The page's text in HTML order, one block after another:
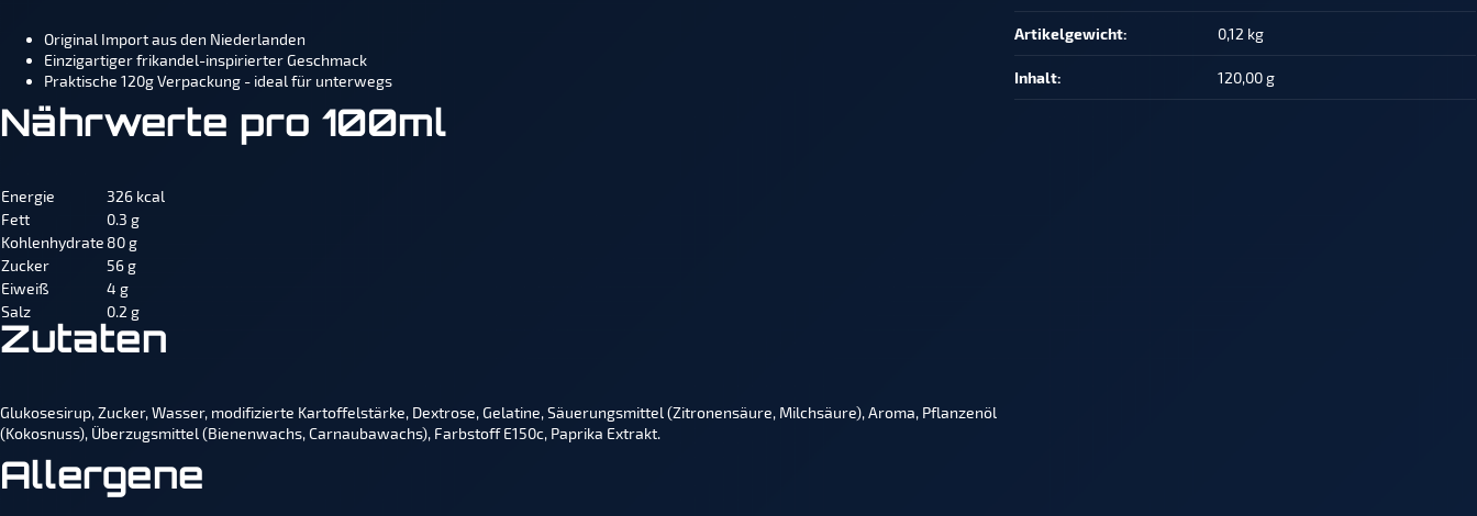
Original Import aus den Niederlanden
Einzigartiger frikandel-inspirierter Geschmack
Praktische 120g Verpackung - ideal für unterwegs
Nährwerte pro 100ml
Energie
326 kcal
Fett
0.3 g
Kohlenhydrate 80 g
Zucker
56 g
Eiweiß
4 g
Salz
0.2 g
Zutaten
Glukosesirup, Zucker, Wasser, modifizierte Kartoffelstärke, Dextrose, Gelatine, Säuerungsmittel (Zitronensäure, Milchsäure), Aroma, Pflanzenöl
(Kokosnuss), Überzugsmittel (Bienenwachs, Carnaubawachs), Farbstoff E150c, Paprika Extrakt.
Allergene
Artikelgewicht‍: 0,12 kg
Inhalt‍: 120,00 g